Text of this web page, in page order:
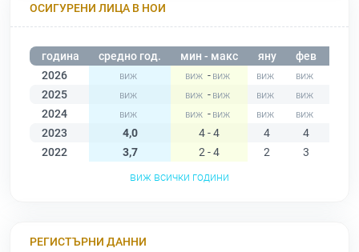
ОСИГУРЕНИ ЛИЦА В НОИ
година средно год. мин - макс яну фев
2026
-
2025
-
2024
-
2023
4,0 4 - 4 4 4
2022
3,7 2 - 4 2 3
виж всички години
РЕГИСТЪРНИ ДАННИ